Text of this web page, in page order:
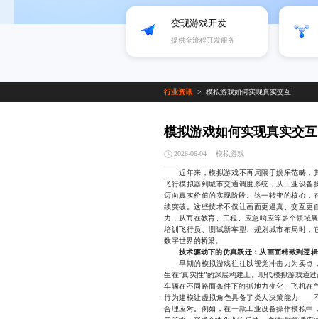
变现游戏开发
提供全流程开发服务
行业资讯 > 模拟游戏如何实现真实交互
模拟游戏如何实现真实交互
2026-06-04 模拟游戏
近年来，模拟游戏不再局限于娱乐范畴，
飞行模拟器到城市交通调度系统，从工业设
迈向真实价值的实现阶段。这一转变的核心
续突破。这些技术不仅让画面更逼真、交互
力，从而在教育、工程、应急响应等多个领域
培训飞行员、测试新车型、规划城市布局时
数字世界的桥梁。
技术驱动下的仿真跃迁：从画面精致到逻
早期的模拟游戏往往以视觉冲击力为卖点
生在“真实性”的深层构建上。现代模拟游戏通
车辆在不同路面条件下的抓地力变化、飞机
行为建模让虚拟角色具备了类人决策能力——
合理应对。例如，在一款工业设备操作模拟